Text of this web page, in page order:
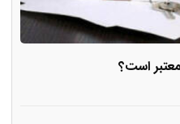
است؟